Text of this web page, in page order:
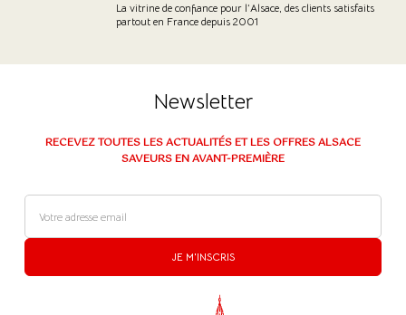
La vitrine de confiance pour l’Alsace, des clients satisfaits
partout en France depuis 2001
Newsletter
RECEVEZ TOUTES LES ACTUALITÉS ET LES OFFRES ALSACE
SAVEURS EN AVANT-PREMIÈRE
JE M'INSCRIS